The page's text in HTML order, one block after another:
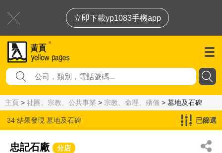
立即下載yp1083手機app
主頁 > 社團、宗教、公共事業 > 宗教、命理、殯儀 > 墓地及石碑
34 結果發現 墓地及石碑 已篩選
忠記石廠 分店